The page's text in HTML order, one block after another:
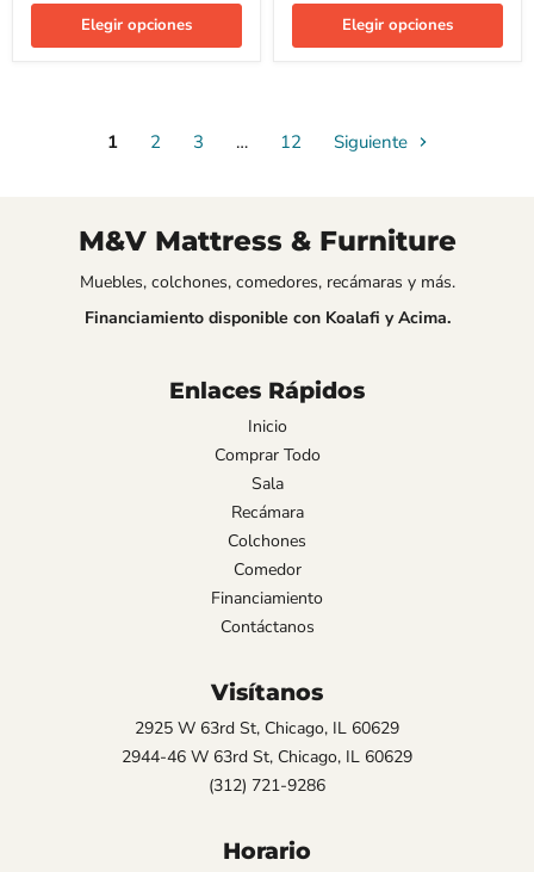
Elegir opciones Elegir opciones
1 2 3 … 12 Siguiente
M&V Mattress & Furniture
Muebles, colchones, comedores, recámaras y más.
Financiamiento disponible con Koalafi y Acima.
Enlaces Rápidos
Inicio
Comprar Todo
Sala
Recámara
Colchones
Comedor
Financiamiento
Contáctanos
Visítanos
2925 W 63rd St, Chicago, IL 60629
2944-46 W 63rd St, Chicago, IL 60629
(312) 721-9286
Horario